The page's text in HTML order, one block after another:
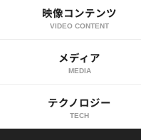
映像コンテンツ
VIDEO CONTENT
メディア
MEDIA
テクノロジー
TECH